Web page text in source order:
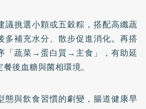
議挑選小顆或五穀粽，搭配高纖蔬
多補充水分、散步促進消化。再搭
「蔬菜→蛋白質→主食」，有助延
後血糖與菌相環境。
態與飲食習慣的劇變，腸道健康早